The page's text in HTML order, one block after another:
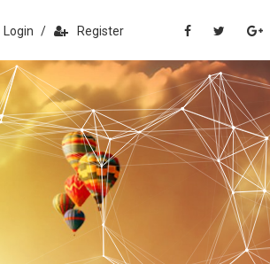
Login / Register